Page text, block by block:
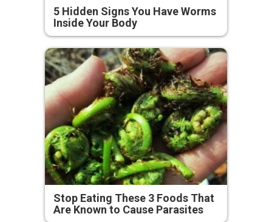
5 Hidden Signs You Have Worms
Inside Your Body
Stop Eating These 3 Foods That
Are Known to Cause Parasites